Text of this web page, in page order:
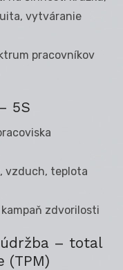
vytváranie
pracovníkov
5S
vzduch, teplota
zdvorilosti
– total
(TPM)